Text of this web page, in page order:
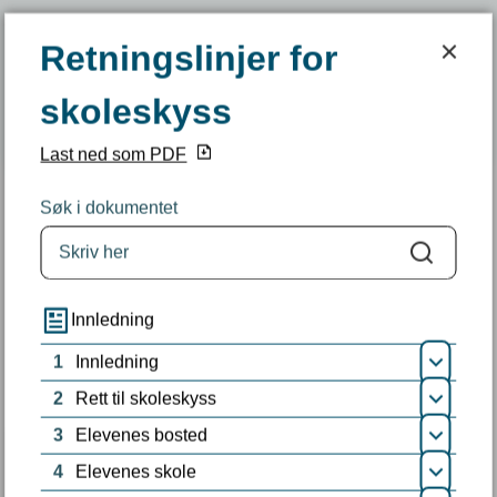
Indre Fosen kommune
Du er her:
Retningslinjer for skoleskyss
Fant du det du lette etter?
Ja Nei
Samtykke Detaljer
Retningslinjer for skoleskyss
Retningslinjer for
skoleskyss
Last ned som PDF
Søk i dokumentet
Søk
Innledning
1 Innledning
Åpne
2 Rett til skoleskyss
Åpne
3 Elevenes bosted
Åpne
4 Elevenes skole
Åpne